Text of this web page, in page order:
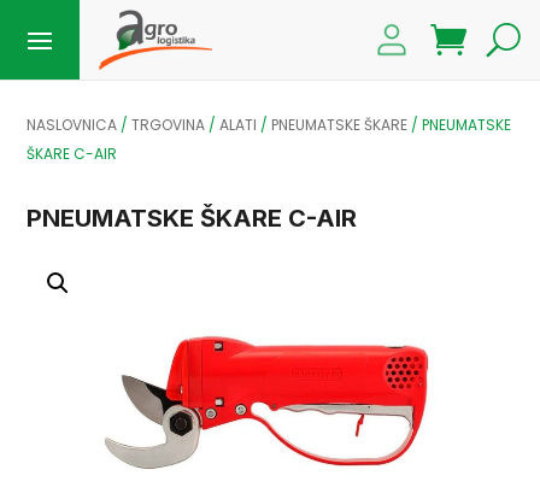
NASLOVNICA /TRGOVINA /ALATI / PNEUMATSKE ŠKARE /PNEUMATSKE
ŠKARE C-AIR
PNEUMATSKE ŠKARE C-AIR